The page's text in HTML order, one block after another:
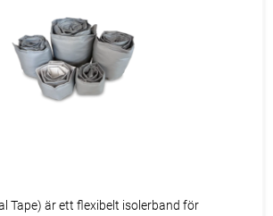
Tape) är ett flexibelt isolerband för